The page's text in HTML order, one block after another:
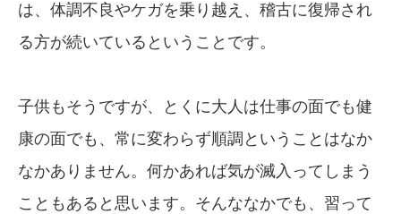
は、体調不良やケガを乗り越え、稽古に復帰され
る方が続いているということです。
子供もそうですが、とくに大人は仕事の面でも健
康の面でも、常に変わらず順調ということはなか
なかありません。何かあれば気が滅入ってしまう
こともあると思います。そんななかでも、習って